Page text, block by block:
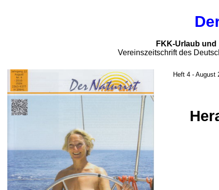
FKK-Urlaub
Vereinszeitschrift des
Heft 4 - August